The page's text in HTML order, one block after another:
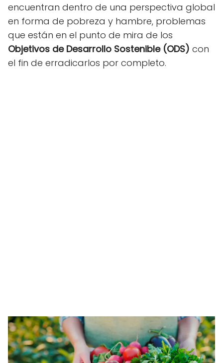
encuentran dentro de una perspectiva global
en forma de pobreza y hambre, problemas
que están en el punto de mira de los
Objetivos de Desarrollo Sostenible (ODS) con
el fin de erradicarlos por completo.